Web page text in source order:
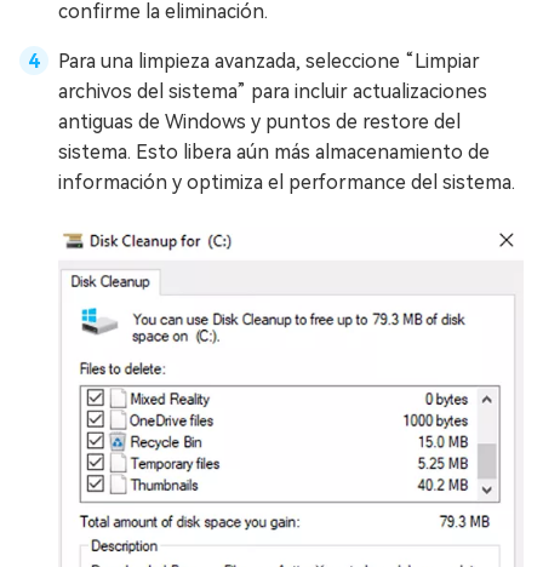
confirme la eliminación.
Para una limpieza avanzada, seleccione “Limpiar
archivos del sistema” para incluir actualizaciones
antiguas de Windows y puntos de restore del
sistema. Esto libera aún más almacenamiento de
información y optimiza el performance del sistema.